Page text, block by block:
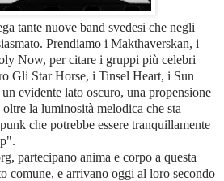
tante nuove band svedesi che negli
Prendiamo i Makthaverskan, i
Now, per citare i gruppi più celebri
Gli Star Horse, i Tinsel Heart, i Sun
evidente lato oscuro, una propensione
la luminosità melodica che sta
che potrebbe essere tranquillamente
partecipano anima e corpo a questa
comune, e arrivano oggi al loro secondo